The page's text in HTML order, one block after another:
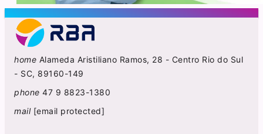
home Alameda Aristiliano Ramos, 28 - Centro Rio do Sul
- SC, 89160-149
phone 47 9 8823-1380
mail [email protected]